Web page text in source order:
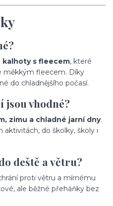
s fleecem, které
měkkým fleecem. Díky
do chladnějšího počasí.
jsou vhodné?
zimu a chladné jarní dny.
aktivitách, do školky, školy i
deště a větru?
proti větru a mírnému
ale běžné přeháňky bez